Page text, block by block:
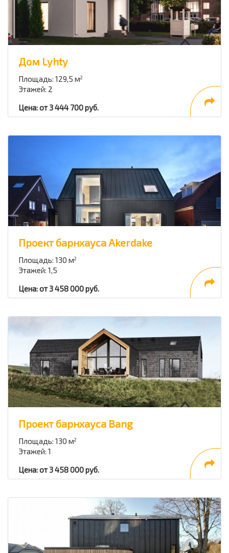
Дом Lyhty
Площадь: 129,5 м2
Этажей: 2
Цена: от 3 444 700 руб.
Проект барнхауса Akerdake
Площадь: 130 м2
Этажей: 1,5
Цена: от 3 458 000 руб.
Проект барнхауса Bang
Площадь: 130 м2
Этажей: 1
Цена: от 3 458 000 руб.